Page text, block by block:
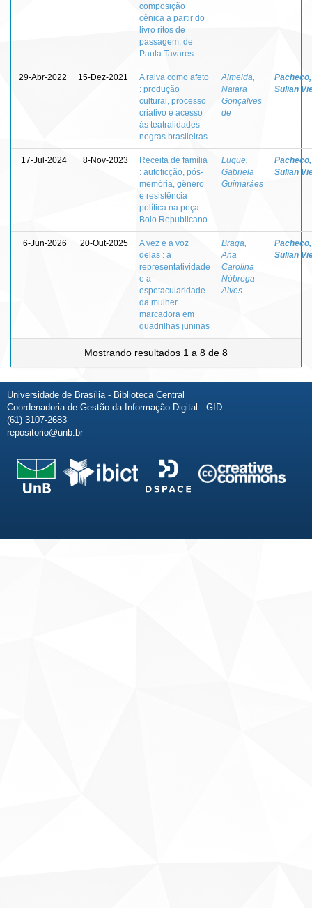
composição
cênica a partir do
livro ritos de
passagem, de
Paula Tavares
29-Abr-2022 15-Dez-2021
A raiva como afeto
: produção
cultural, processo
criativo e acesso
às teatralidades
negras brasileiras
Almeida,
Naiara
Gonçalves
de
Pacheco,
Sulian
17-Jul-2024 8-Nov-2023
Receita de família
: autoficção, pós-
memória, gênero
e resistência
política na peça
Bolo Republicano
Luque,
Gabriela
Guimarães
Pacheco,
Sulian
6-Jun-2026 20-Out-2025
A vez e a voz
delas : a
representatividade
e a
espetacularidade
da mulher
marcadora em
quadrilhas juninas
Braga,
Ana
Carolina
Nóbrega
Alves
Pacheco,
Sulian
Mostrando resultados 1 a 8 de 8
Universidade de Brasília - Biblioteca Central
Coordenadoria de Gestão da Informação Digital - GID
(61) 3107-2683
repositorio@unb.br